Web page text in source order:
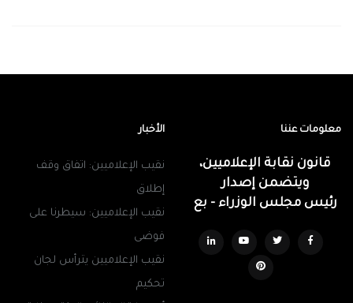
معلومات عننا
قانون نقابة الإعلاميين،
ويتضمن إصدار
رئيس مجلس الوزراء - بع
الأخبار
نقيب الإعلاميين: اتفاق وقف
إطلاق
نقيب الإعلاميين: سيطرنا على
فوضى
نقيب الإعلاميين يترأس لجان
تحكيم